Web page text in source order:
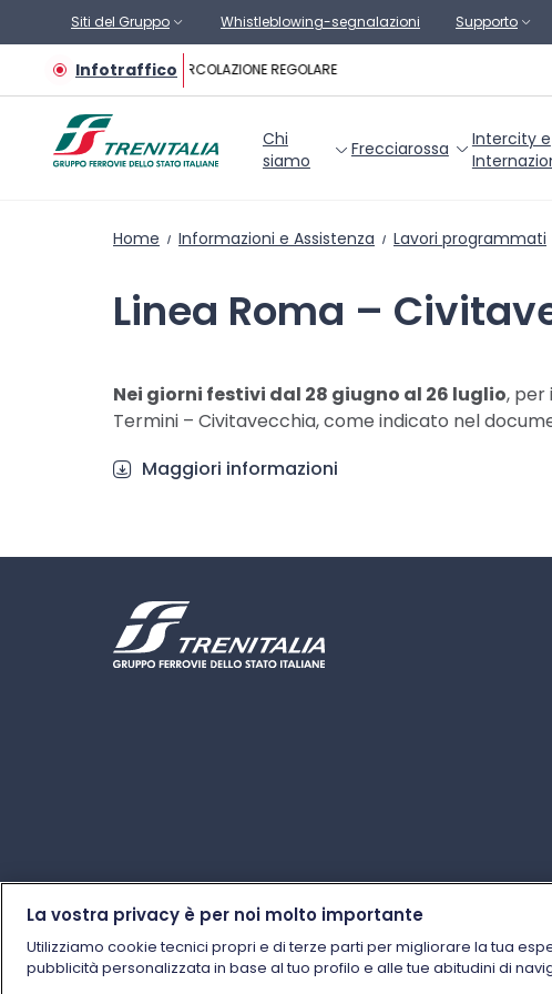
Vai al contenuto principale
Siti del Gruppo Whistleblowing-segnalazioni Supporto
InfotrafficoCIRCOLAZIONE REGOLARE
Chi
siamo
Frecciarossa
Intercity e
Home Informazioni e Assistenza Lavori programmati
Linea Roma –
Nei giorni festivi dal 28 giugno al 26 luglio, per
Termini – Civitavecchia, come indicato nel
Maggiori informazioni
La vostra privacy è per noi molto importante
Utilizziamo cookie tecnici propri e di terze parti per migliorare la tua
pubblicità personalizzata in base al tuo profilo e alle tue abitudini di